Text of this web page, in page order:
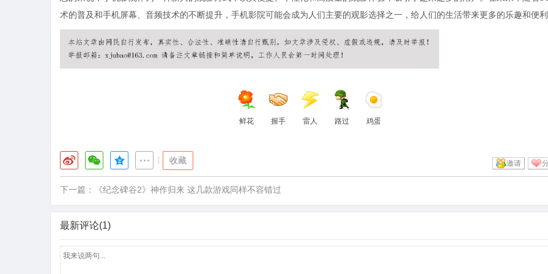
术的普及和手机屏幕、音频技术的不断提升，手机影院可能会成为人们主要的观影选择之一，给人们的生活带来更多的乐趣和便
鲜花 握手 雷人 路过 鸡蛋
收藏 邀请
下一篇： 《纪念碑谷2》神作归来 这几款游戏同样不容错过
最新评论(1)